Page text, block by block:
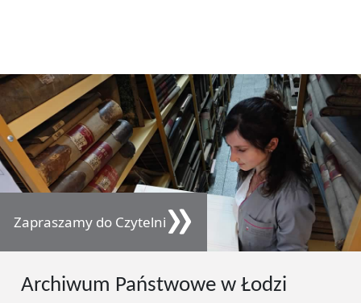
Zapraszamy do Czytelni
Archiwum Państwowe w Łodzi